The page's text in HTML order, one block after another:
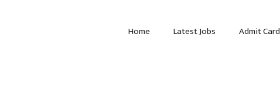
Home Latest Jobs Admit Card